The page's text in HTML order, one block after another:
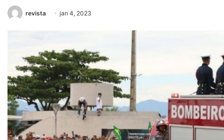
revista jan 4, 2023